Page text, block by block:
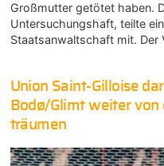
Großmutter getötet haben.
Untersuchungshaft, teilte
Staatsanwaltschaft mit. Der
Union Saint-Gilloise
Bodø/Glimt weiter von
träumen